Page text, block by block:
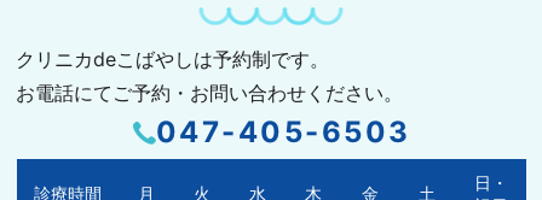
クリニカdeこばやしは予約制です。
お電話にてご予約・お問い合わせください。
047-405-6503
診療時間 月 火 水 木 金 土
日・